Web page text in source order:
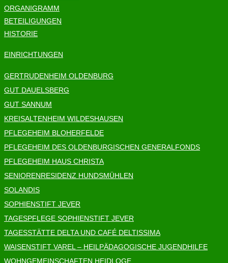
ORGANIGRAMM
BETEILIGUNGEN
HISTORIE
EINRICHTUNGEN
GERTRUDENHEIM OLDENBURG
GUT DAUELSBERG
GUT SANNUM
KREISALTENHEIM WILDESHAUSEN
PFLEGEHEIM BLOHERFELDE
PFLEGEHEIM DES OLDENBURGISCHEN GENERALFONDS
PFLEGEHEIM HAUS CHRISTA
SENIORENRESIDENZ HUNDSMÜHLEN
SOLANDIS
SOPHIENSTIFT JEVER
TAGESPFLEGE SOPHIENSTIFT JEVER
TAGESSTÄTTE DELTA UND CAFÉ DELTISSIMA
WAISENSTIFT VAREL – HEILPÄDAGOGISCHE JUGENDHILFE
WOHNGEMEINSCHAFTEN HEIDLOGE